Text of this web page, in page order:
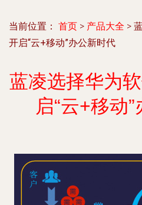
当前位置： 首页 > 产品大全 >
开启“云+移动”办公新时代
蓝凌选择华为
启“云+移动